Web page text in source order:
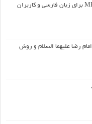
دانلود اپلیکیشن صرافی MEXC برای زبان فارسی و کاربران
رضا علیهما السلام و روش